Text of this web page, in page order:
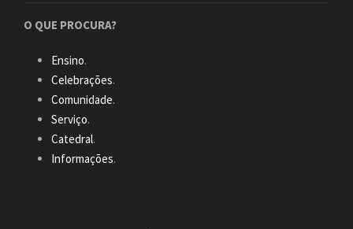
O QUE PROCURA?
Ensino.
Celebrações.
Comunidade.
Serviço.
Catedral.
Informações.